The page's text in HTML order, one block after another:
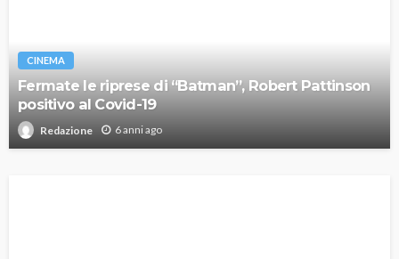
CINEMA
Fermate le riprese di “Batman”, Robert Pattinson
positivo al Covid-19
Redazione 6 anni ago